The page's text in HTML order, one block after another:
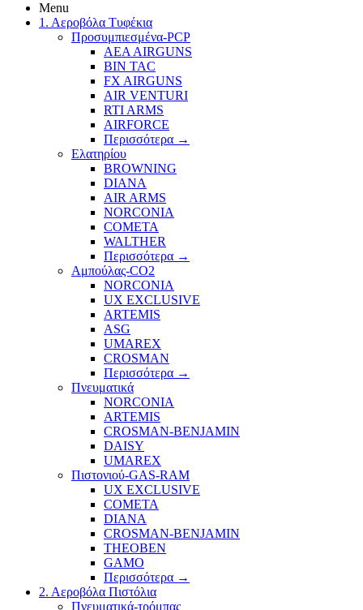
Menu
1. Αεροβόλα Τυφέκια
Προσυμπιεσμένα-PCP
AEA AIRGUNS
BIN TAC
FX AIRGUNS
AIR VENTURI
RTI ARMS
AIRFORCE
Περισσότερα →
Ελατηρίου
BROWNING
DIANA
AIR ARMS
NORCONIA
COMETA
WALTHER
Περισσότερα →
Αμπούλας-CO2
NORCONIA
UX EXCLUSIVE
ARTEMIS
ASG
UMAREX
CROSMAN
Περισσότερα →
Πνευματικά
NORCONIA
ARTEMIS
CROSMAN-BENJAMIN
DAISY
UMAREX
Πιστονιού-GAS-RAM
UX EXCLUSIVE
COMETA
DIANA
CROSMAN-BENJAMIN
THEOBEN
GAMO
Περισσότερα →
2. Αεροβόλα Πιστόλια
Πνευματικά-τρόμπας